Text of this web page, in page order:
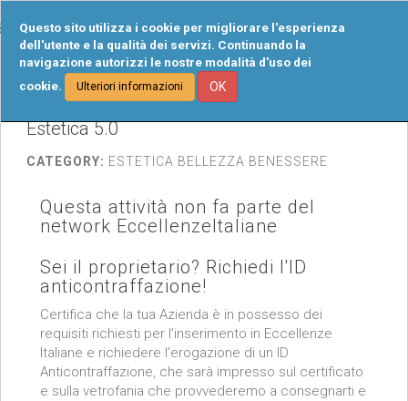
Questo sito utilizza i cookie per migliorare l'esperienza
dell'utente e la qualità dei servizi. Continuando la
navigazione autorizzi le nostre modalità d'uso dei
cookie.
Ulteriori informazioni OK
Estetica 5.0
CATEGORY: ESTETICA BELLEZZA BENESSERE
Questa attività non fa parte del
network EccellenzeItaliane
Sei il proprietario? Richiedi l'ID
anticontraffazione!
Certifica che la tua Azienda è in possesso dei
requisiti richiesti per l’inserimento in Eccellenze
Italiane e richiedere l’erogazione di un ID
Anticontraffazione, che sarà impresso sul certificato
e sulla vetrofania che provvederemo a consegnarti e